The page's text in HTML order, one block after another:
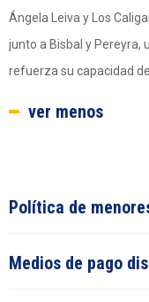
Ángela Leiva y Los
junto a Bisbal y Pereyra,
refuerza su capacidad
ver menos
Política de
Medios de pago